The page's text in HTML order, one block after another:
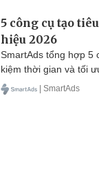
5 công cụ tạo
hiệu 2026
SmartAds tổng hợp 5
kiệm thời gian và tối
| SmartAds